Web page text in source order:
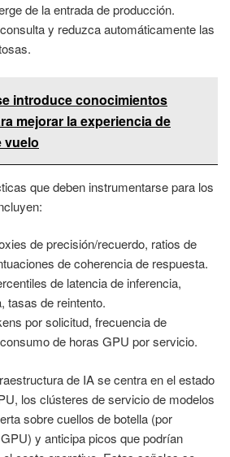
de la entrada de producción.
y reduzca automáticamente las
introduce conocimientos
mejorar la experiencia de
vuelo
que deben instrumentarse para los
de precisión/recuerdo, ratios de
de coherencia de respuesta.
de latencia de inferencia,
tasas de reintento.
por solicitud, frecuencia de
de horas GPU por servicio.
de IA se centra en el estado
los clústeres de servicio de modelos
sobre cuellos de botella (por
y anticipa picos que podrían